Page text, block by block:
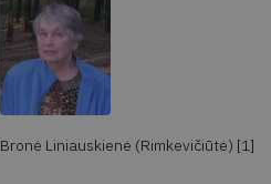
Bronė Liniauskienė (Rimkevičiūtė) [1]